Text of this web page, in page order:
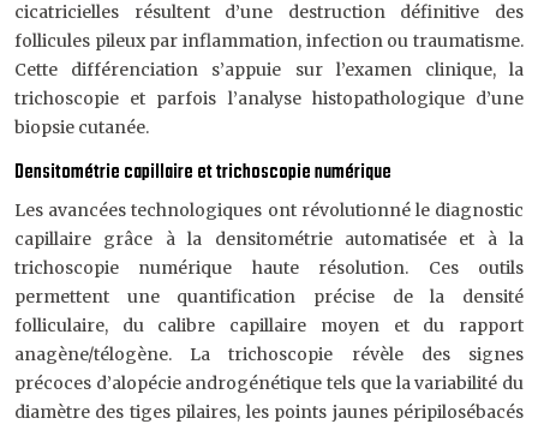
cicatricielles résultent d’une destruction définitive des
follicules pileux par inflammation, infection ou traumatisme.
Cette différenciation s’appuie sur l’examen clinique, la
trichoscopie et parfois l’analyse histopathologique d’une
biopsie cutanée.
Densitométrie capillaire et trichoscopie numérique
Les avancées technologiques ont révolutionné le diagnostic
capillaire grâce à la densitométrie automatisée et à la
trichoscopie numérique haute résolution. Ces outils
permettent une quantification précise de la densité
folliculaire, du calibre capillaire moyen et du rapport
anagène/télogène. La trichoscopie révèle des signes
précoces d’alopécie androgénétique tels que la variabilité du
diamètre des tiges pilaires, les points jaunes péripilosébacés